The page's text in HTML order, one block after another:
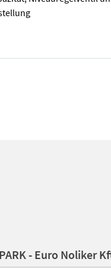
22.000 kg Nutzlast,
- Euro Noliker